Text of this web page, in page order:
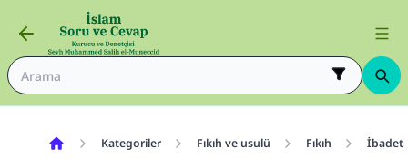
Kategoriler Fıkıh ve usulü Fıkıh